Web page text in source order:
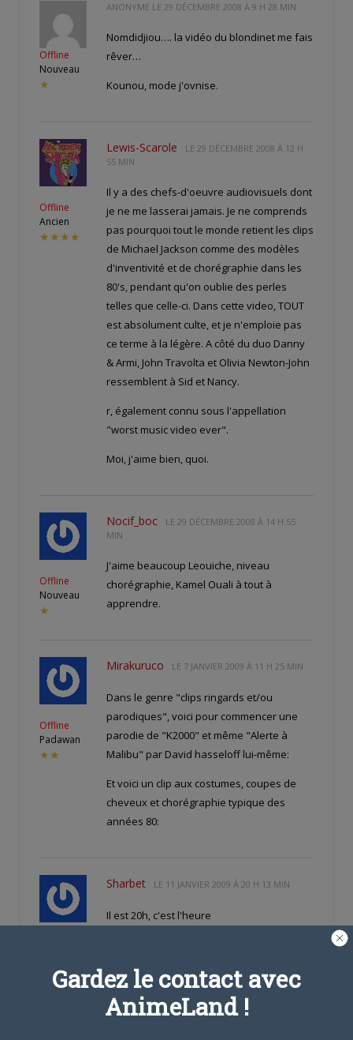
Offline
Nouveau
★
ANONYME LE 29 DÉCEMBRE 2008 À 9 H 28 MIN
Nomdidjiou…. la vidéo du blondinet me fais
rêver…
Kounou, mode j'ovnise.
Offline
Ancien
★★★★
Lewis-Scarole LE 29 DÉCEMBRE 2008 À 12 H
55 MIN
Il y a des chefs-d'oeuvre audiovisuels dont
je ne me lasserai jamais. Je ne comprends
pas pourquoi tout le monde retient les clips
de Michael Jackson comme des modèles
d'inventivité et de chorégraphie dans les
80's, pendant qu'on oublie des perles
telles que celle-ci. Dans cette video, TOUT
est absolument culte, et je n'emploie pas
ce terme à la légère. A côté du duo Danny
& Armi, John Travolta et Olivia Newton-John
ressemblent à Sid et Nancy.
r, également connu sous l'appellation
"worst music video ever".
Moi, j'aime bien, quoi.
Offline
Nouveau
★
Nocif_boc LE 29 DÉCEMBRE 2008 À 14 H 55
MIN
J'aime beaucoup Leouiche, niveau
chorégraphie, Kamel Ouali à tout à
apprendre.
Offline
Padawan
★★
Mirakuruco LE 7 JANVIER 2009 À 11 H 25 MIN
Dans le genre "clips ringards et/ou
parodiques", voici pour commencer une
parodie de "K2000" et même "Alerte à
Malibu" par David hasseloff lui-même:
Et voici un clip aux costumes, coupes de
cheveux et chorégraphie typique des
années 80:
★★★
Sharbet LE 11 JANVIER 2009 À 20 H 13 MIN
Il est 20h, c'est l'heure
Gardez le contact avec
AnimeLand !